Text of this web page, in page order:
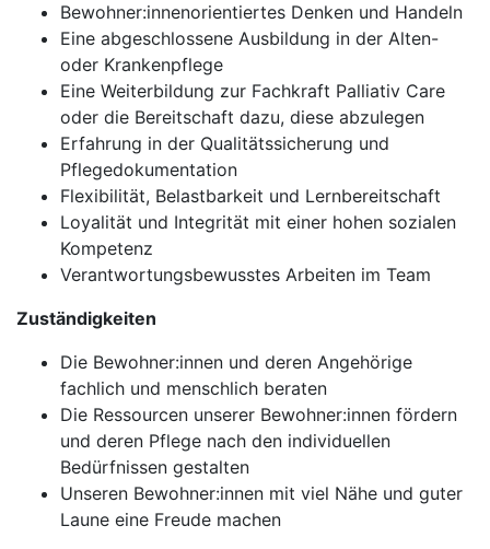
Bewohner:innenorientiertes Denken und Handeln
Eine abgeschlossene Ausbildung in der Alten-
oder Krankenpflege
Eine Weiterbildung zur Fachkraft Palliativ Care
oder die Bereitschaft dazu, diese abzulegen
Erfahrung in der Qualitätssicherung und
Pflegedokumentation
Flexibilität, Belastbarkeit und Lernbereitschaft
Loyalität und Integrität mit einer hohen sozialen
Kompetenz
Verantwortungsbewusstes Arbeiten im Team
Zuständigkeiten
Die Bewohner:innen und deren Angehörige
fachlich und menschlich beraten
Die Ressourcen unserer Bewohner:innen fördern
und deren Pflege nach den individuellen
Bedürfnissen gestalten
Unseren Bewohner:innen mit viel Nähe und guter
Laune eine Freude machen